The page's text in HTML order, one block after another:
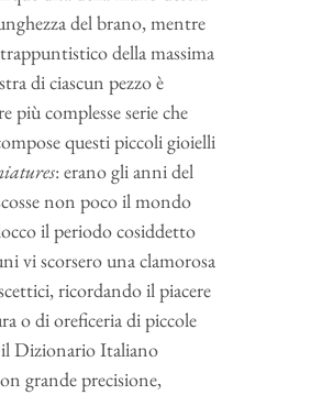
del brano, mentre
della massima
di ciascun pezzo è
più complesse serie che
questi piccoli gioielli
: erano gli anni del
non poco il mondo
il periodo cosiddetto
vi scorsero una clamorosa
ricordando il piacere
o di oreficeria di piccole
il Dizionario Italiano
grande precisione,